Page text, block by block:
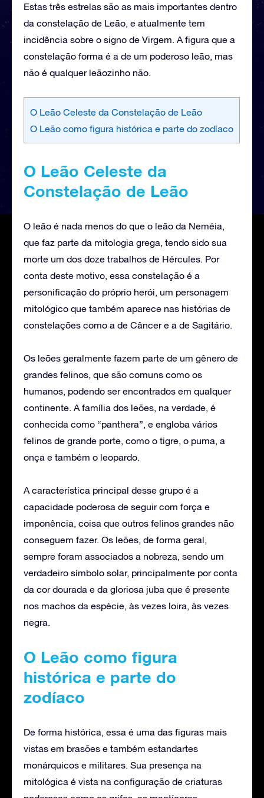
Estas três estrelas são as mais importantes dentro
da constelação de Leão, e atualmente tem
incidência sobre o signo de Virgem. A figura que a
constelação forma é a de um poderoso leão, mas
não é qualquer leãozinho não.
O Leão Celeste da Constelação de Leão
O Leão como figura histórica e parte do zodíaco
O Leão Celeste da
Constelação de Leão
O leão é nada menos do que o leão da Neméia,
que faz parte da mitologia grega, tendo sido sua
morte um dos doze trabalhos de Hércules. Por
conta deste motivo, essa constelação é a
personificação do próprio herói, um personagem
mitológico que também aparece nas histórias de
constelações como a de Câncer e a de Sagitário.
Os leões geralmente fazem parte de um gênero de
grandes felinos, que são comuns como os
humanos, podendo ser encontrados em qualquer
continente. A família dos leões, na verdade, é
conhecida como “panthera”, e engloba vários
felinos de grande porte, como o tigre, o puma, a
onça e também o leopardo.
A característica principal desse grupo é a
capacidade poderosa de seguir com força e
imponência, coisa que outros felinos grandes não
conseguem fazer. Os leões, de forma geral,
sempre foram associados a nobreza, sendo um
verdadeiro símbolo solar, principalmente por conta
da cor dourada e da gloriosa juba que é presente
nos machos da espécie, às vezes loira, às vezes
negra.
O Leão como figura
histórica e parte do
zodíaco
De forma histórica, essa é uma das figuras mais
vistas em brasões e também estandartes
monárquicos e militares. Sua presença na
mitológica é vista na configuração de criaturas